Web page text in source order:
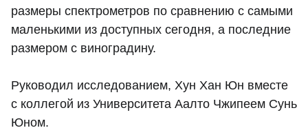
размеры спектрометров по сравнению с самыми
маленькими из доступных сегодня, а последние
размером с виноградину.
Руководил исследованием, Хун Хан Юн вместе
с коллегой из Университета Аалто Чжипеем Сунь
Юном.